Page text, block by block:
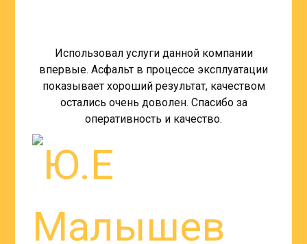
Использовал услуги данной компании
впервые. Асфальт в процессе эксплуатации
показывает хороший результат, качеством
остались очень доволен. Спасибо за
оперативность и качество.